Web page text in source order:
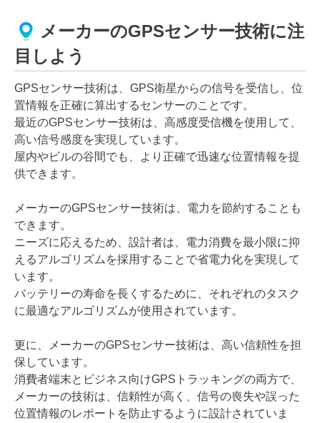
メーカーのGPSセンサー技術に注
目しよう
GPSセンサー技術は、GPS衛星からの信号を受信し、位
置情報を正確に算出するセンサーのことです。
最近のGPSセンサー技術は、高感度受信機を使用して、
高い信号感度を実現しています。
屋内やビルの谷間でも、より正確で迅速な位置情報を提
供できます。
メーカーのGPSセンサー技術は、電力を節約することも
できます。
ニーズに応えるため、設計者は、電力消費を最小限に抑
えるアルゴリズムを採用することで省電力化を実現して
います。
バッテリーの寿命を長くするために、それぞれのタスク
に最適なアルゴリズムが使用されています。
更に、メーカーのGPSセンサー技術は、高い信頼性を担
保しています。
消費者端末とビジネス向けGPSトラッキングの両方で、
メーカーの技術は、信頼性が高く、信号の喪失や誤った
位置情報のレポートを防止するように設計されていま